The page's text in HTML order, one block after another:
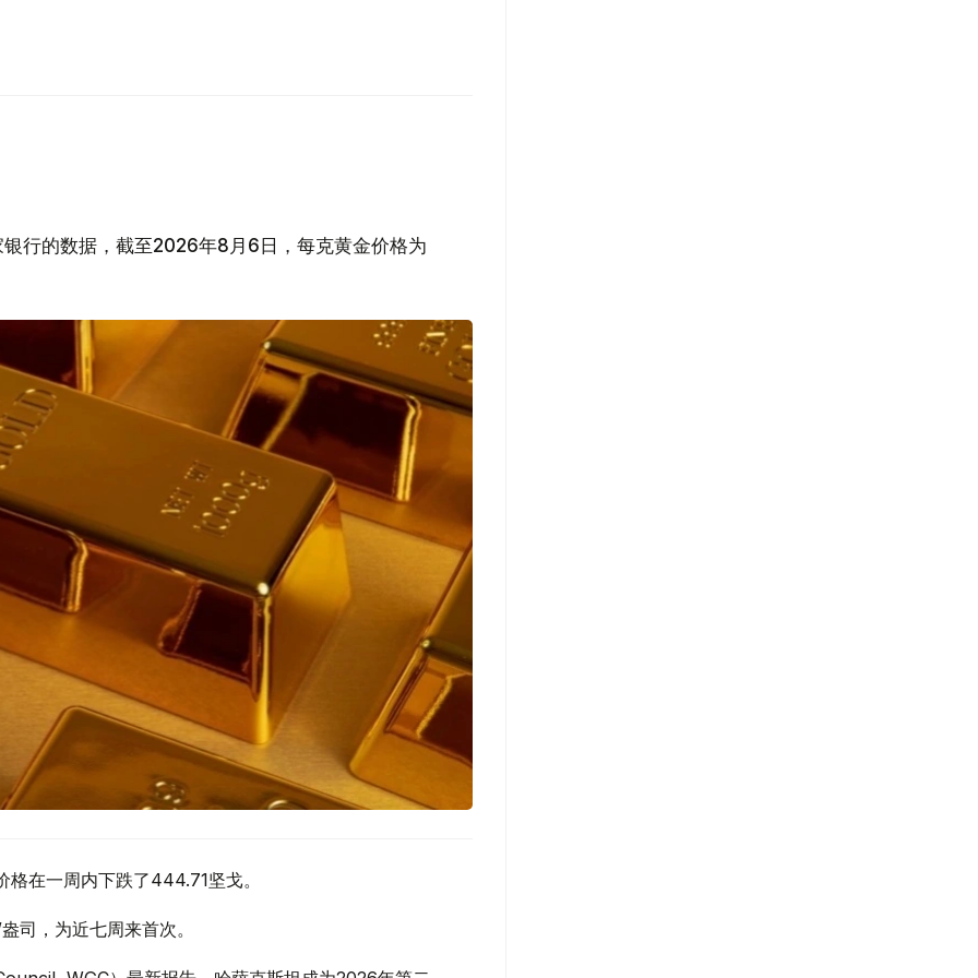
行的数据，截至2026年8月6日，每克黄金价格为
在一周内下跌了444.71坚戈。
司，为近七周来首次。